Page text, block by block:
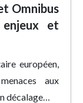
Omnibus
et
européen,
aux
décalage…